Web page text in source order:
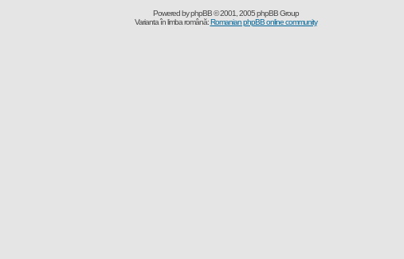
Powered byphpBB© 2001, 2005 phpBB Group
Varianta în limba română:Romanian phpBB online community